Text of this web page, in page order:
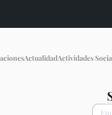
ActualidadActividades